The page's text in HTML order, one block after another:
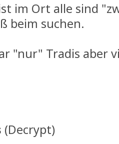
im Ort alle sind
beim suchen.
"nur" Tradis aber
(Decrypt)